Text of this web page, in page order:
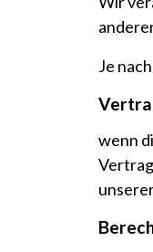
Je
wenn